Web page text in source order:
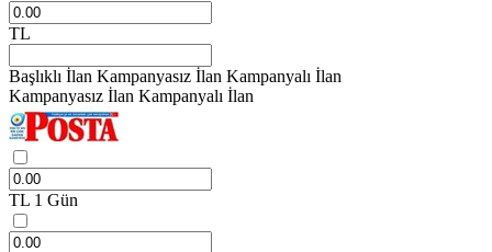
TL
Başlıklı İlan Kampanyasız İlan Kampanyalı İlan
Kampanyasız İlan Kampanyalı İlan
TL 1 Gün